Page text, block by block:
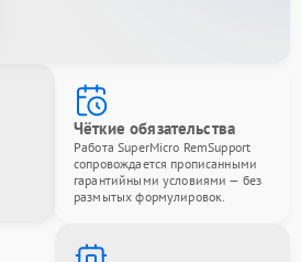
Чёткие обязательства
Работа SuperMicro RemSupport
сопровождается прописанными
гарантийными условиями — без
размытых формулировок.